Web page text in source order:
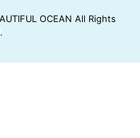
OCEAN All Rights